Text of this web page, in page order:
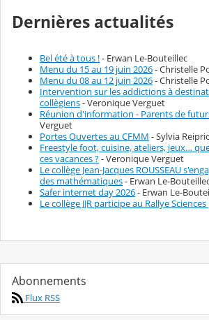
Dernières actualités
Bel été à tous !- Erwan Le-Bouteillec
Menu du 15 au 19 juin 2026- Christelle
Menu du 08 au 12 juin 2026- Christelle
Intervention sur les addictions à
collègiens- Veronique Verguet
Réunion d'information - Parents de
Verguet
Portes Ouvertes au CFMM - Sylvia
Freestyle foot, cuisine, ateliers, jeux…
ces vacances ?- Veronique Verguet
Le collège Jean-Jacques ROUSSEAU
des mathématiques- Erwan Le-
Safer internet day 2026- Erwan Le-
Le collège JJR participe au Rallye Sciences
Abonnements
Flux RSS